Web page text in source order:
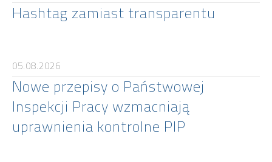
Hashtag zamiast transparentu
05.08.2026
Nowe przepisy o Państwowej
Inspekcji Pracy wzmacniają
uprawnienia kontrolne PIP